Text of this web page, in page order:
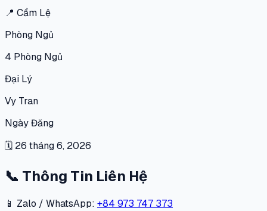
📍 Cẩm Lệ
Phòng Ngủ
4 Phòng Ngủ
Đại Lý
Vy Tran
Ngày Đăng
🗓 26 tháng 6, 2026
📞 Thông Tin Liên Hệ
📱 Zalo / WhatsApp: +84 973 747 373